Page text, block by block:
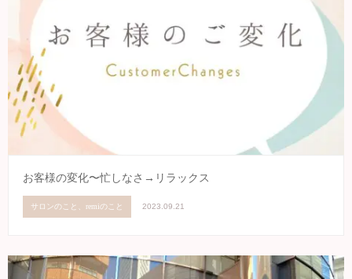
お客様の変化〜忙しなさ→リラックス
サロンのこと、remiのこと 2023.09.21